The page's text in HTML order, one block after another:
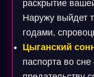
раскрытие
Наружу выйдет
годами,
Цыганский
паспорта во